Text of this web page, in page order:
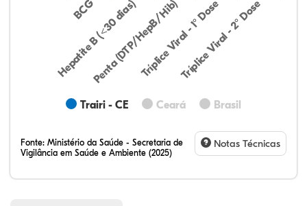
Trairi - CE Ceará Brasil
BCG
Hepatite B (<30 dias)
Penta (DTP/HepB/Hib)Tríplice Viral - 1° Dose
Tríplice Viral - 2° Dose
Fonte: Ministério da Saúde - Secretaria de
Vigilância em Saúde e Ambiente (2025)
Notas Técnicas